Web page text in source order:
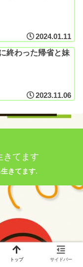
2024.01.11
終わった帰省と妹
2023.11.06
きてます
きてます.
トップ サイドバー